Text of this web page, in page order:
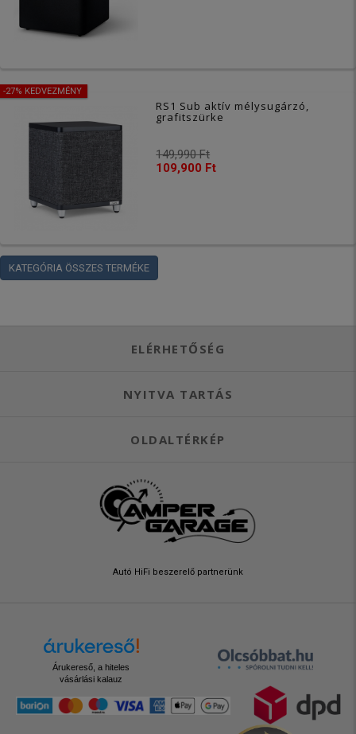
-27% KEDVEZMÉNY
RS1 Sub aktív mélysugárzó,
grafitszürke
149,990 Ft
109,900 Ft
KATEGÓRIA ÖSSZES TERMÉKE
ELÉRHETŐSÉG
NYITVA TARTÁS
OLDALTÉRKÉP
Autó HiFi beszerelő partnerünk
Árukereső, a hiteles
vásárlási kalauz